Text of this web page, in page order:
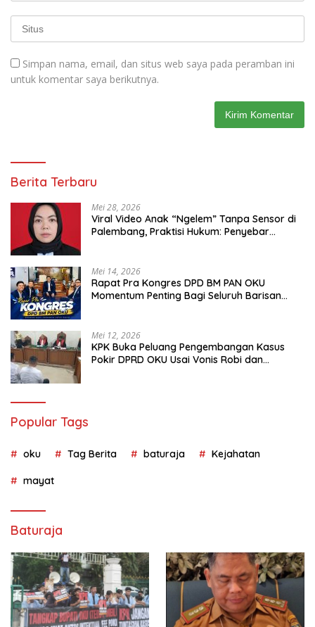
Simpan nama, email, dan situs web saya pada peramban ini
untuk komentar saya berikutnya.
Berita Terbaru
Mei 28, 2026
Viral Video Anak “Ngelem” Tanpa Sensor di
Palembang, Praktisi Hukum: Penyebar
Mei 14, 2026
Rapat Pra Kongres DPD BM PAN OKU
Momentum Penting Bagi Seluruh Barisan
Mei 12, 2026
KPK Buka Peluang Pengembangan Kasus
Pokir DPRD OKU Usai Vonis Robi dan
Popular Tags
oku Tag Berita baturaja Kejahatan
mayat
Baturaja